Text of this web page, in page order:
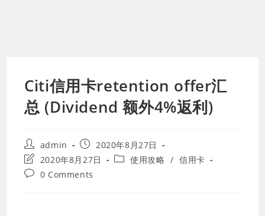
Citi信用卡retention offer汇
总 (Dividend 额外4%返利)
Post
author:
admin
Post
published:
2020年8月27日
Post
last
modified:
2020年8月27日
Post使用攻略 / 信用卡
Post0 Comments